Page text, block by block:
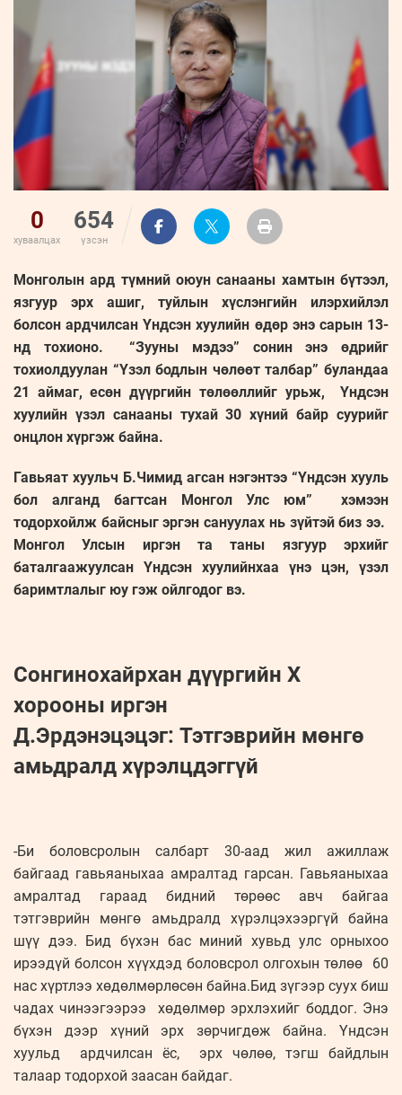
Бүртгүүлэх
Нэвтрэх
Бизнес
Leaderships
forum
ФОТО
УРЛАГ
ҮНДЭСНИЙ
МЭДЭЭЛЛИЙН
ТӨВ
ZUUNII
MEDEE
WEEKLY
0
хуваалцах
654
үзсэн
Монголын ард түмний оюун санааны хамтын бүтээл,
язгуур эрх ашиг, туйлын хүслэнгийн илэрхийлэл
болсон ардчилсан Үндсэн хуулийн өдөр энэ сарын 13-
нд тохионо. “Зууны мэдээ” сонин энэ өдрийг
тохиолдуулан “Үзэл бодлын чөлөөт талбар” буландаа
21 аймаг, есөн дүүргийн төлөөллийг урьж, Үндсэн
хуулийн үзэл санааны тухай 30 хүний байр суурийг
онцлон хүргэж байна.
Гавьяат хуульч Б.Чимид агсан нэгэнтээ “Үндсэн хууль
бол алганд багтсан Монгол Улс юм” хэмээн
тодорхойлж байсныг эргэн сануулах нь зүйтэй биз ээ.
Монгол Улсын иргэн та таны язгуур эрхийг
баталгаажуулсан Үндсэн хуулийнхаа үнэ цэн, үзэл
баримтлалыг юу гэж ойлгодог вэ.
Сонгинохайрхан дүүргийн X
хорооны иргэн
Д.Эрдэнэцэцэг: Тэтгэврийн мөнгө
амьдралд хүрэлцдэггүй
-Би боловсролын салбарт 30-аад жил ажиллаж
байгаад гавьяаныхаа амралтад гарсан. Гавьяаныхаа
амралтад гараад бидний төрөөс авч байгаа
тэтгэврийн мөнгө амьдралд хүрэлцэхээргүй байна
шүү дээ. Бид бүхэн бас миний хувьд улс орныхоо
ирээдүй болсон хүүхдэд боловсрол олгохын төлөө 60
нас хүртлээ хөдөлмөрлөсөн байна.Бид зүгээр суух биш
чадах чинээгээрээ хөдөлмөр эрхлэхийг боддог. Энэ
бүхэн дээр хүний эрх зөрчигдөж байна. Үндсэн
хуульд ардчилсан ёс, эрх чөлөө, тэгш байдлын
талаар тодорхой заасан байдаг.